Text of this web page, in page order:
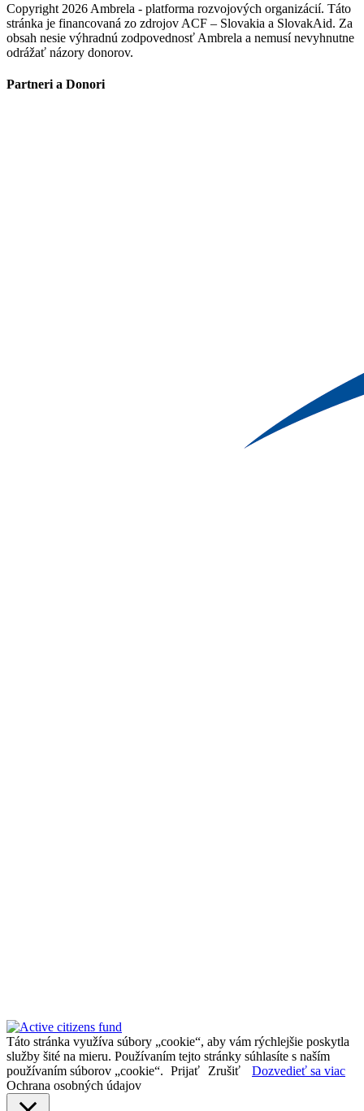
Copyright 2026 Ambrela - platforma rozvojových organizácií. Táto
stránka je financovaná zo zdrojov ACF – Slovakia a SlovakAid. Za
obsah nesie výhradnú zodpovednosť Ambrela a nemusí nevyhnutne
odrážať názory donorov.
Partneri a Donori
Táto stránka využíva súbory „cookie“, aby vám rýchlejšie poskytla
služby šité na mieru. Používaním tejto stránky súhlasíte s naším
používaním súborov „cookie“. Prijať Zrušiť
Dozvedieť sa viac
Ochrana osobných údajov